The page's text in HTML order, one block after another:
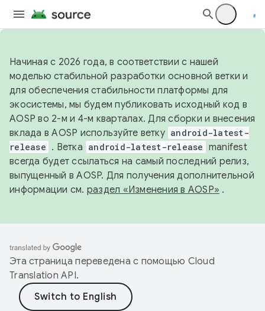
Начиная с 2026 года, в соответствии с нашей
моделью стабильной разработки основной ветки и
для обеспечения стабильности платформы для
экосистемы, мы будем публиковать исходный код в
AOSP во 2-м и 4-м кварталах. Для сборки и внесения
вклада в AOSP используйте ветку android-latest-
release . Ветка android-latest-release manifest
всегда будет ссылаться на самый последний релиз,
выпущенный в AOSP. Для получения дополнительной
информации см. раздел «Изменения в AOSP» .
Эта страница переведена с помощью Cloud
Translation API.